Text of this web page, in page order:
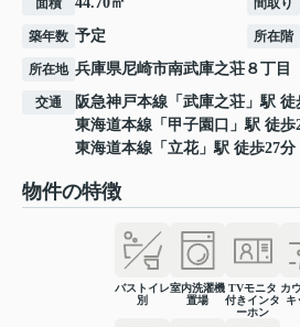
面積 間取り
築年数 予定 所在階
所在地 兵庫県尼崎市南武庫之荘 ８丁目
交通 阪急神戸本線 「 武庫之荘 」駅
東海道本線 「 甲子園口 」駅 徒歩
東海道本線 「 立花」駅 徒歩27分
物件の特徴
バストイレ
別
室内洗濯機
置場
TVモニタ
付きインタ
ーホン
カ
キ